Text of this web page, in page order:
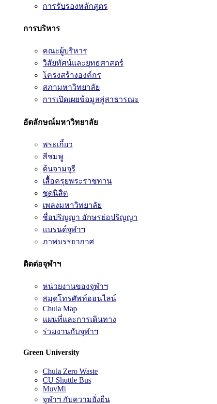
การรับรองหลักสูตร
การบริหาร
คณะผู้บริหาร
วิสัยทัศน์และยุทธศาสตร์
โครงสร้างองค์กร
สภามหาวิทยาลัย
การเปิดเผยข้อมูลสู่สาธารณะ
อัตลักษณ์มหาวิทยาลัย
พระเกี้ยว
สีชมพู
ต้นจามจุรี
เสื้อครุยพระราชทาน
ชุดนิสิต
เพลงมหาวิทยาลัย
ชื่อปริญญา อักษรย่อปริญญา
แบรนด์จุฬาฯ
ภาพบรรยากาศ
ติดต่อจุฬาฯ
หน่วยงานของจุฬาฯ
สมุดโทรศัพท์ออนไลน์
Chula Map
แผนที่และการเดินทาง
ร่วมงานกับจุฬาฯ
Green University
Chula Zero Waste
CU Shuttle Bus
MuvMi
จุฬาฯ กับความยั่งยืน